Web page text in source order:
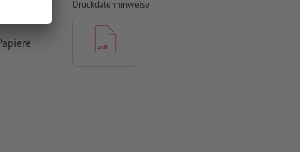
Druckdatenhinweise